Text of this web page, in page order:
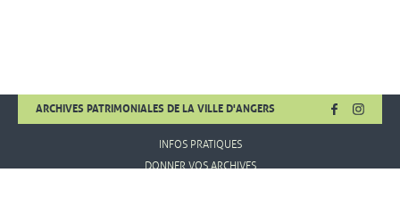
ARCHIVES PATRIMONIALES DE LA VILLE D'ANGERS FACEBOOK
, OUVRE
,
INFOS PRATIQUES
DONNER VOS ARCHIVES